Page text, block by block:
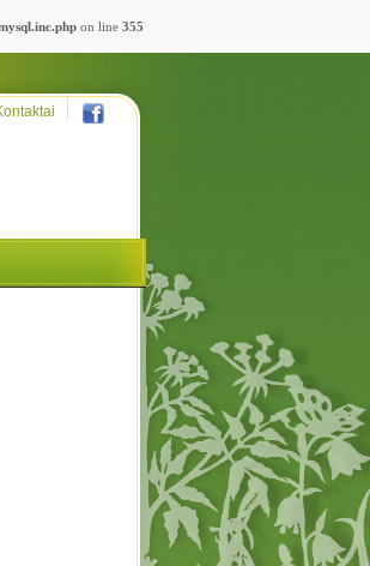
on line 355